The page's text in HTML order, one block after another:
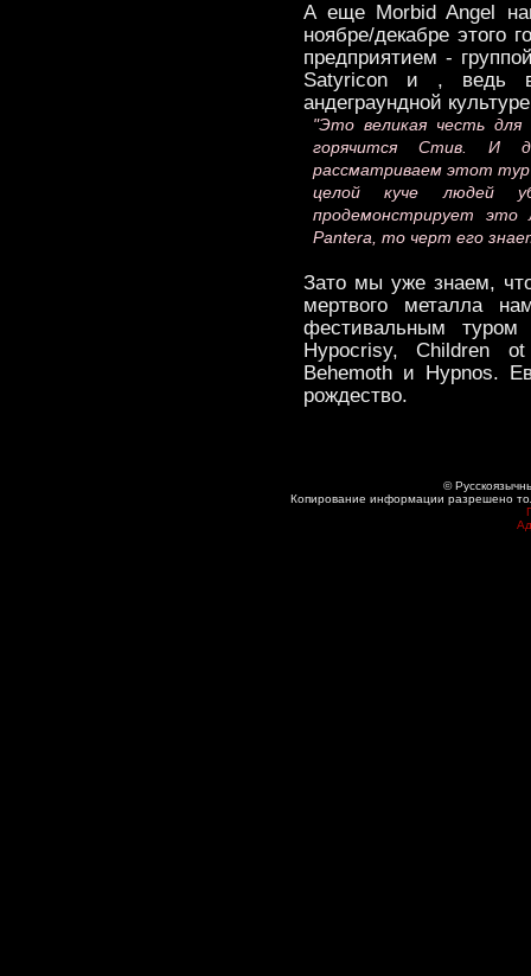
А еще Morbid Angel
ноябре/декабре этого
предприятием -
Satyricon и , ведь
андеграундной
"Это великая честь
горячится Стив. И
рассматриваем этот тур
целой куче людей
продемонстрирует это
Pantera, то черт его
Зато мы уже знаем,
мертвого металла
фестивальным
Hypocrisy, Children
Behemoth и Hypnos.
рождество.
©
Копирование информации разрешено